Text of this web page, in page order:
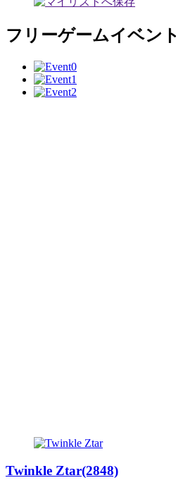
フリーゲームイベン
Twinkle Ztar(2848)